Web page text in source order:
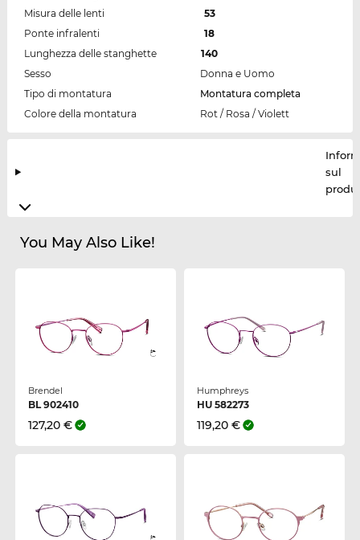
Misura delle lenti
53
Ponte infralenti
18
Lunghezza delle stanghette
140
Sesso
Donna e Uomo
Tipo di montatura
Montatura completa
Colore della montatura
Rot / Rosa / Violett
sul
You May Also Like!
Brendel
BL 902410
127,20 €
Humphreys
HU 582273
119,20 €